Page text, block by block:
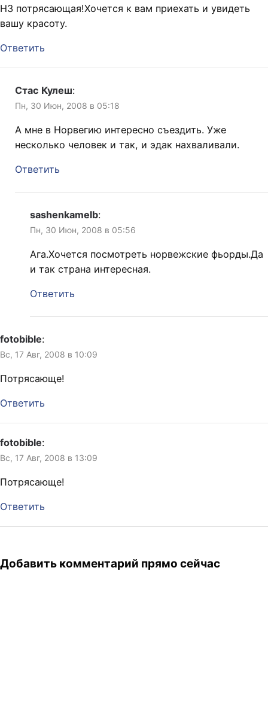
НЗ потрясающая!Хочется к вам приехать и увидеть
вашу красоту.
Ответить
Стас Кулеш:
Пн, 30 Июн, 2008 в 05:18
А мне в Норвегию интересно съездить. Уже
несколько человек и так, и эдак нахваливали.
Ответить
sashenkamelb:
Пн, 30 Июн, 2008 в 05:56
Ага.Хочется посмотреть норвежские фьорды.Да
и так страна интересная.
Ответить
fotobible:
Вс, 17 Авг, 2008 в 10:09
Потрясающе!
Ответить
fotobible:
Вс, 17 Авг, 2008 в 13:09
Потрясающе!
Ответить
Добавить комментарий прямо сейчас